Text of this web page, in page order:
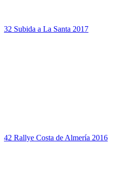
32 Subida a La Santa 2017
42 Rallye Costa de Almería 2016